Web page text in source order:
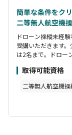
簡単な条件をク
二等無人航空機
ドローン操縦未経
受講いただきます
は2名まで。ドロー
ルに合わせて受講が
移動中などでも受
車教習所の卒業検
査1回分の費用を
明書」を取得でき
験が免除されます。
取得可能資格
二等無人航空機操